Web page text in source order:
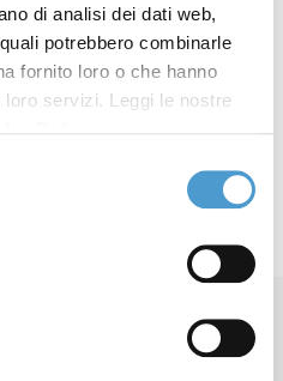
di analisi dei dati web,
potrebbero combinarle
fornito loro o che hanno
servizi. Leggi le nostre
2022
05 Novembre
2022